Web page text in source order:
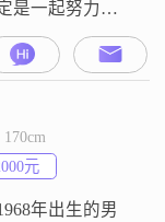
是一起努力的
元
年出生的男